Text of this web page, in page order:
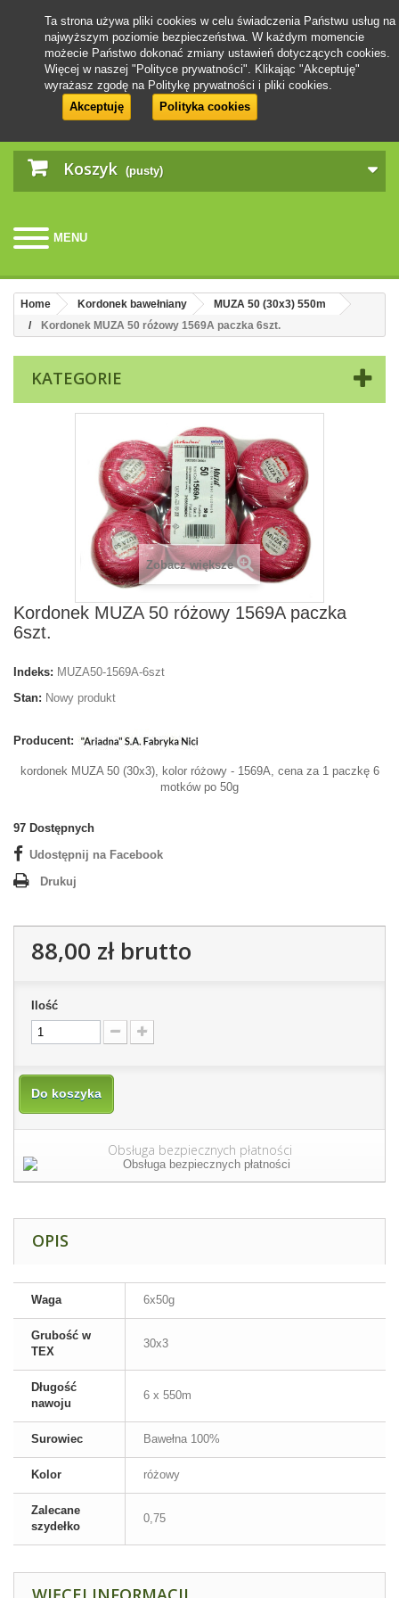
Koszyk (pusty)
MENU
Ta strona używa pliki cookies w celu świadczenia Państwu usług na
najwyższym poziomie bezpieczeństwa. W każdym momencie
możecie Państwo dokonać zmiany ustawień dotyczących cookies.
Więcej w naszej "Polityce prywatności". Klikając "Akceptuję"
wyrażasz zgodę na Politykę prywatności i pliki cookies.
Akceptuję
Polityka cookies
Home Kordonek bawełniany
MUZA 50 (30x3) 550m
Kordonek MUZA 50 różowy 1569A paczka 6szt.
KATEGORIE
Zobacz większe
Kordonek MUZA 50 różowy 1569A paczka
6szt.
Indeks: MUZA50-1569A-6szt
Stan: Nowy produkt
Producent:
kordonek MUZA 50 (30x3), kolor różowy - 1569A, cena za 1 paczkę 6
motków po 50g
97 Dostępnych
Udostępnij na Facebook
Drukuj
88,00 złbrutto
Ilość
Do koszyka
Obsługa bezpiecznych płatności
OPIS
Waga 6x50g
Grubość w
TEX
30x3
Długość
nawoju
6 x 550m
Surowiec Bawełna 100%
Kolor różowy
Zalecane
szydełko
0,75